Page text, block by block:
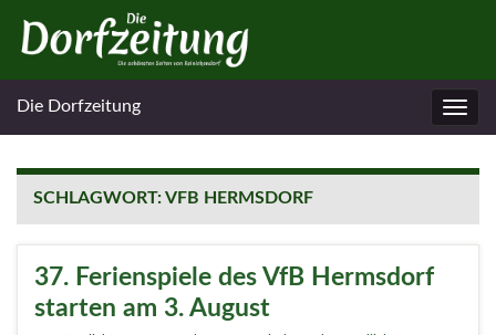
Die Dorfzeitung
SCHLAGWORT:VFB HERMSDORF
37. Ferienspiele des VfB Hermsdorf
starten am 3. August